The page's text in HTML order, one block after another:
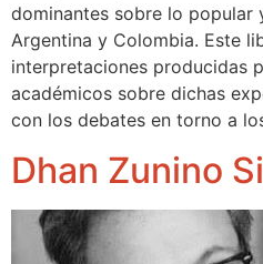
dominantes sobre lo popular
Argentina y Colombia. Este
interpretaciones producidas
académicos sobre dichas
con los debates en torno a
Dhan Zunino